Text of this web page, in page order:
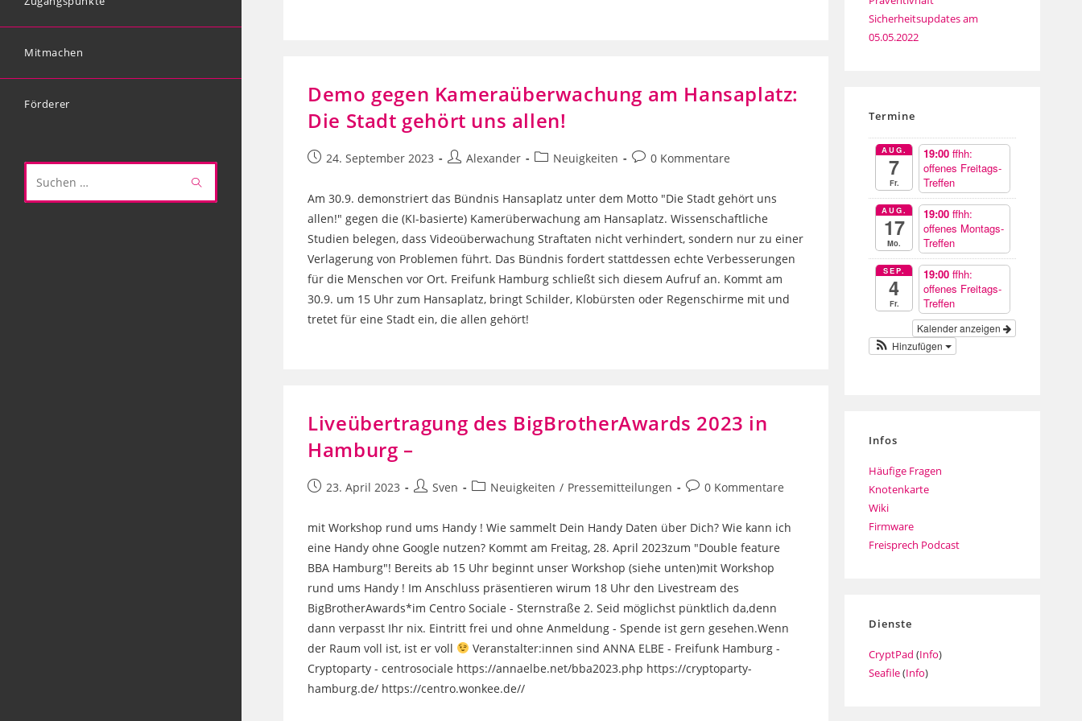
Mitmachen
Förderer
Diese
Demo gegen Kameraüberwachung am Hansaplatz:
Die Stadt gehört uns allen!
Beitrag24. September 2023
Beitrags-
Alexander
Beitrags-
Neuigkeiten
Beitrags-
0 Kommentare
Am 30.9. demonstriert das Bündnis Hansaplatz unter dem Motto "Die Stadt gehört uns
allen!" gegen die (KI-basierte) Kamerüberwachung am Hansaplatz. Wissenschaftliche
Studien belegen, dass Videoüberwachung Straftaten nicht verhindert, sondern nur zu einer
Verlagerung von Problemen führt. Das Bündnis fordert stattdessen echte Verbesserungen
für die Menschen vor Ort. Freifunk Hamburg schließt sich diesem Aufruf an. Kommt am
30.9. um 15 Uhr zum Hansaplatz, bringt Schilder, Klobürsten oder Regenschirme mit und
tretet für eine Stadt ein, die allen gehört!
Liveübertragung des BigBrotherAwards 2023 in
Hamburg –
Beitrag23. April 2023
Beitrags-
Sven
Beitrags-
Neuigkeiten / Pressemitteilungen
Beitrags-
0 Kommentare
mit Workshop rund ums Handy ! Wie sammelt Dein Handy Daten über Dich? Wie kann ich
eine Handy ohne Google nutzen? Kommt am Freitag, 28. April 2023zum "Double feature
BBA Hamburg"! Bereits ab 15 Uhr beginnt unser Workshop (siehe unten)mit Workshop
rund ums Handy ! Im Anschluss präsentieren wirum 18 Uhr den Livestream des
BigBrotherAwards*im Centro Sociale - Sternstraße 2. Seid möglichst pünktlich da,denn
dann verpasst Ihr nix. Eintritt frei und ohne Anmeldung - Spende ist gern gesehen.Wenn
der Raum voll ist, ist er voll
Veranstalter:innen sind ANNA ELBE - Freifunk Hamburg -
Cryptoparty - centrosociale https://annaelbe.net/bba2023.php https://cryptoparty-
hamburg.de/ https://centro.wonkee.de//
Sicherheitsupdates am
05.05.2022
Termine
AUG.
7
Fr.
19:00ffhh:
offenes Freitags-
Treffen
AUG.
17
Mo.
19:00ffhh:
offenes Montags-
Treffen
SEP.
4
Fr.
19:00ffhh:
offenes Freitags-
Treffen
Kalender anzeigen
Hinzufügen
Infos
Häufige Fragen
Knotenkarte
Wiki
Firmware
Freisprech Podcast
Dienste
CryptPad (Info)
Seafile(Info)